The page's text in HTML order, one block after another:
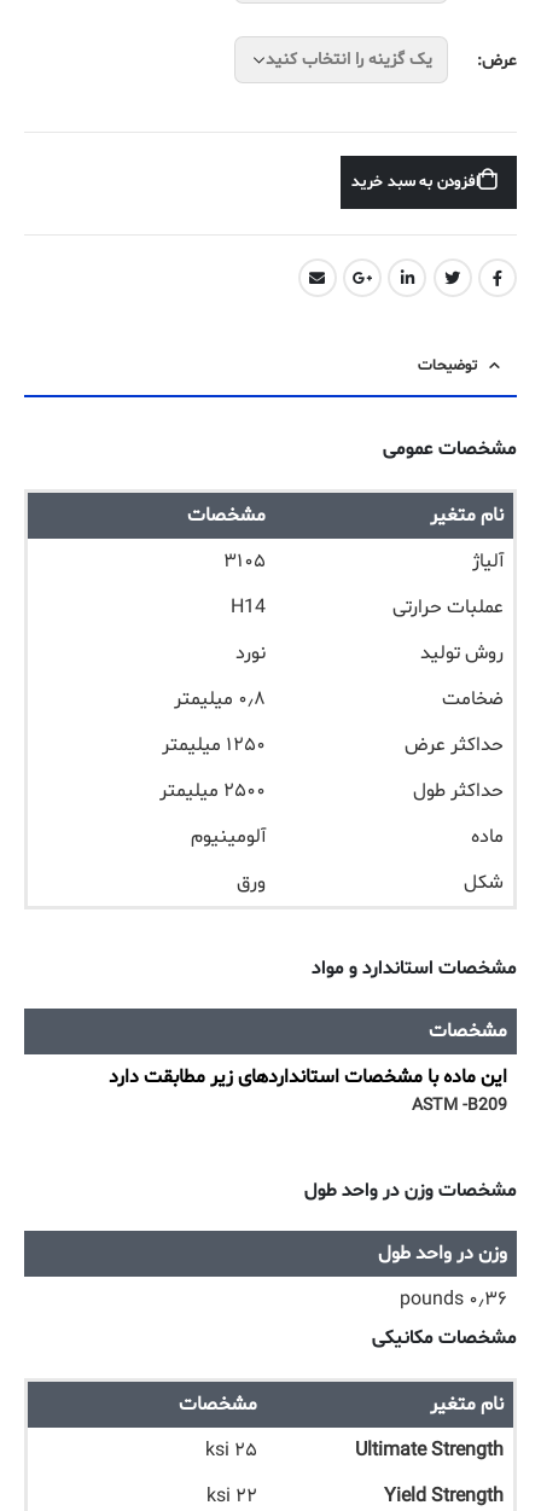
عرض
افزودن به سبد خرید
توضیحات
مشخصات عمومی
نام متغیر
مشخصات
آلیاژ
۳۱۰۵
عملبات حرارتی
H14
روش تولید
نورد
ضخامت
۰٫۸ میلیمتر
حداکثر عرض
۱۲۵۰ میلیمتر
حداکثر طول
۲۵۰۰ میلیمتر
ماده
آلومینیوم
شکل
ورق
مشخصات استاندارد و مواد
مشخصات
این ماده با مشخصات استانداردهای زیر مطابقت دارد
ASTM -B209
مشخصات وزن در واحد طول
وزن در واحد طول
۰٫۳۶ pounds
مشخصات مکانیکی
نام متغیر
مشخصات
Ultimate Strength
۲۵ ksi
Yield Strength
۲۲ ksi